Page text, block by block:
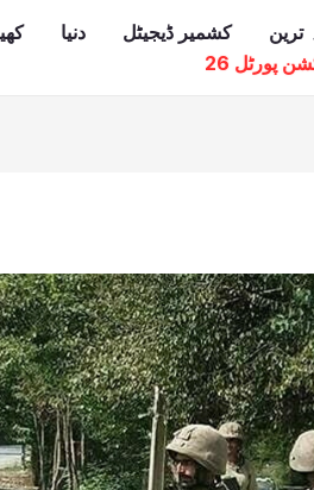
ترین کشمیر ڈیجیٹل دنیا
پورٹل 26